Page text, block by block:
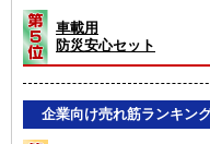
車載用
防災安心セット
企業向け売れ筋ランキン